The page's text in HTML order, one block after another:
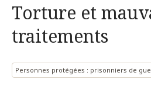
Torture et
traitements
Personnes protégées : prisonniers de